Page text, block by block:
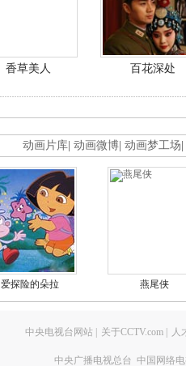
香草美人 百花深处
动画片库 动画微博 动画梦工场
爱探险的朵拉 燕尾侠
中央电视台网站 关于CCTV.com 人
中央广播电视总台 中国网络